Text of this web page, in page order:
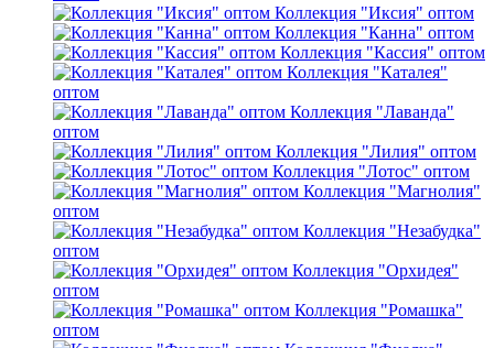
Коллекция "Иксия" оптом
Коллекция "Канна" оптом
Коллекция "Кассия" оптом
Коллекция "Каталея"
оптом
Коллекция "Лаванда"
оптом
Коллекция "Лилия" оптом
Коллекция "Лотос" оптом
Коллекция "Магнолия"
оптом
Коллекция "Незабудка"
оптом
Коллекция "Орхидея"
оптом
Коллекция "Ромашка"
оптом